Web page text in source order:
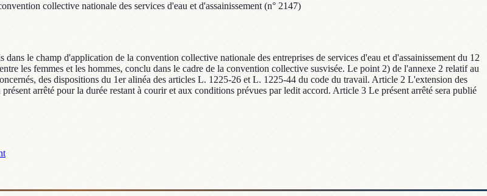
collective nationale des services d'eau et d'assainissement (n° 2147)
le champ d'application de la convention collective nationale des entreprises de services d'eau et d'assainissement du 12
les femmes et les hommes, conclu dans le cadre de la convention collective susvisée. Le point 2) de l'annexe 2 relatif au
des dispositions du 1er alinéa des articles L. 1225-26 et L. 1225-44 du code du travail. Article 2 L'extension des
arrêté pour la durée restant à courir et aux conditions prévues par ledit accord. Article 3 Le présent arrêté sera publié